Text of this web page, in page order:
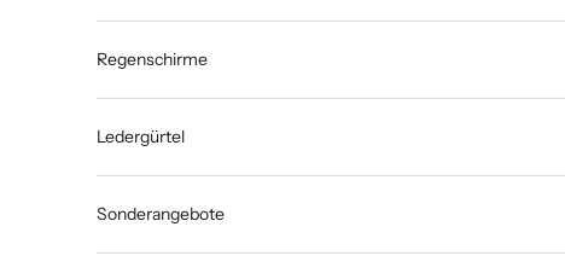
Regenschirme
Ledergürtel
Sonderangebote